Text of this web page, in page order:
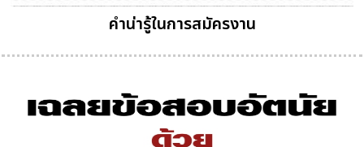
คำน่ารู้ในการสมัครงาน